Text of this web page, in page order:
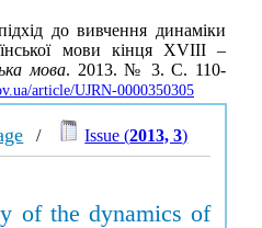
до вивчення динаміки
мови кінця ХVІІІ –
мова. 2013. № 3. С. 110-
article/UJRN-0000350305
/ Issue (2013, 3)
of the dynamics of